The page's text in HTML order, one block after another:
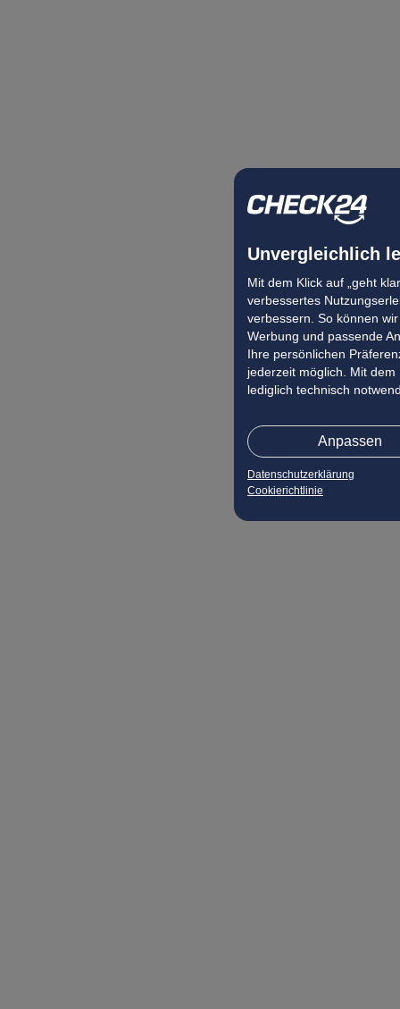
Unvergleichlich
Mit dem Klick auf „geht
verbessertes
verbessern. So können
Werbung und passende
Ihre persönlichen
jederzeit möglich. Mit dem
lediglich technisch
Anpassen
Datenschutzerklärung
Cookierichtlinie